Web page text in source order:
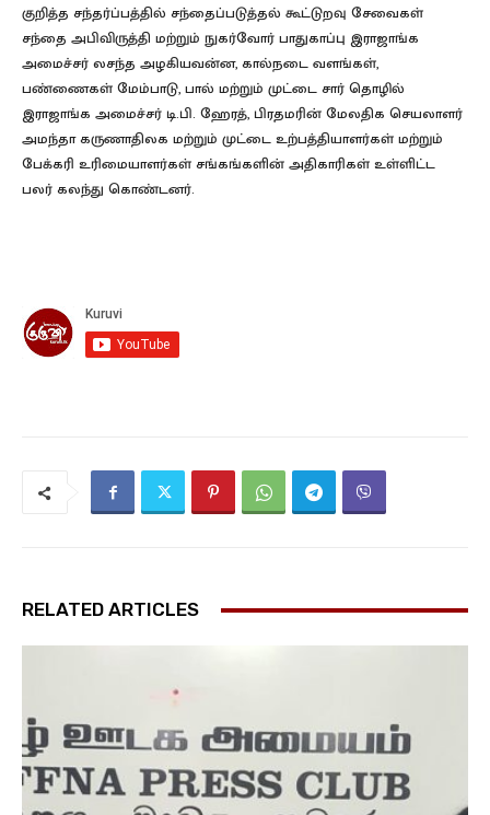
குறித்த சந்தர்ப்பத்தில் சந்தைப்படுத்தல் கூட்டுறவு சேவைகள்
சந்தை அபிவிருத்தி மற்றும் நுகர்வோர் பாதுகாப்பு இராஜாங்க
அமைச்சர் லசந்த அழகியவன்ன, கால்நடை வளங்கள்,
பண்ணைகள் மேம்பாடு, பால் மற்றும் முட்டை சார் தொழில்
இராஜாங்க அமைச்சர் டி.பி. ஹேரத், பிரதமரின் மேலதிக செயலாளர்
அமந்தா கருணாதிலக மற்றும் முட்டை உற்பத்தியாளர்கள் மற்றும்
பேக்கரி உரிமையாளர்கள் சங்கங்களின் அதிகாரிகள் உள்ளிட்ட
பலர் கலந்து கொண்டனர்.
RELATED ARTICLES